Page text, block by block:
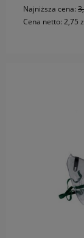
Najniższa cena:
Cena netto: 2,75